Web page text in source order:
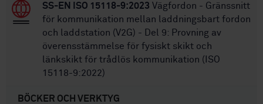
SS-EN ISO 15118-9:2023 Vägfordon - Gränssnitt
för kommunikation mellan laddningsbart fordon
och laddstation (V2G) - Del 9: Provning av
överensstämmelse för fysiskt skikt och
länkskikt för trådlös kommunikation (ISO
15118-9:2022)
BÖCKER OCH VERKTYG